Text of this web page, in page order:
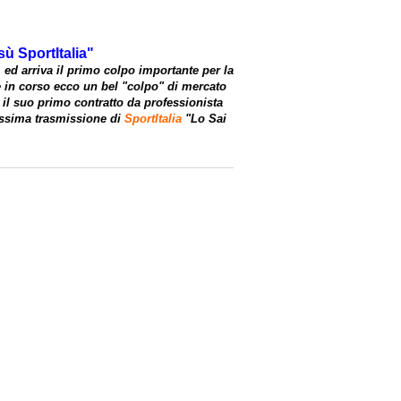
SportItalia"
arriva il primo colpo importante per la
corso ecco un bel "colpo" di mercato
suo primo contratto da professionista
trasmissione di SportItalia "Lo Sai